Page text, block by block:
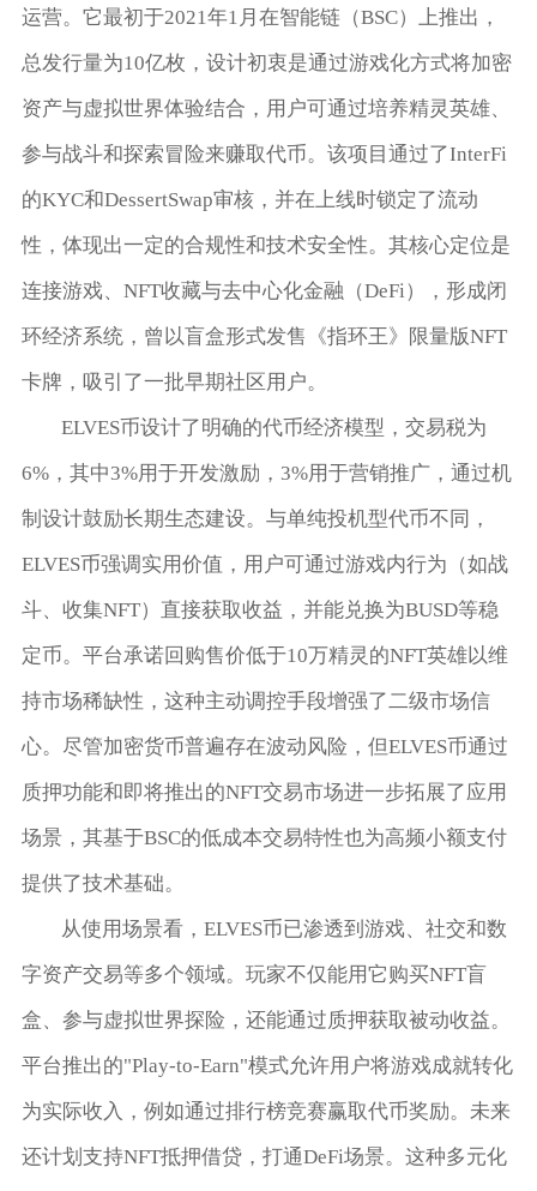
运营。它最初于2021年1月在智能链（BSC）上推出，
总发行量为10亿枚，设计初衷是通过游戏化方式将加密
资产与虚拟世界体验结合，用户可通过培养精灵英雄、
参与战斗和探索冒险来赚取代币。该项目通过了InterFi
的KYC和DessertSwap审核，并在上线时锁定了流动
性，体现出一定的合规性和技术安全性。其核心定位是
连接游戏、NFT收藏与去中心化金融（DeFi），形成闭
环经济系统，曾以盲盒形式发售《指环王》限量版NFT
卡牌，吸引了一批早期社区用户。
ELVES币设计了明确的代币经济模型，交易税为
6%，其中3%用于开发激励，3%用于营销推广，通过机
制设计鼓励长期生态建设。与单纯投机型代币不同，
ELVES币强调实用价值，用户可通过游戏内行为（如战
斗、收集NFT）直接获取收益，并能兑换为BUSD等稳
定币。平台承诺回购售价低于10万精灵的NFT英雄以维
持市场稀缺性，这种主动调控手段增强了二级市场信
心。尽管加密货币普遍存在波动风险，但ELVES币通过
质押功能和即将推出的NFT交易市场进一步拓展了应用
场景，其基于BSC的低成本交易特性也为高频小额支付
提供了技术基础。
从使用场景看，ELVES币已渗透到游戏、社交和数
字资产交易等多个领域。玩家不仅能用它购买NFT盲
盒、参与虚拟世界探险，还能通过质押获取被动收益。
平台推出的"Play-to-Earn"模式允许用户将游戏成就转化
为实际收入，例如通过排行榜竞赛赢取代币奖励。未来
还计划支持NFT抵押借贷，打通DeFi场景。这种多元化